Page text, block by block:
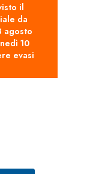
il
da
agosto
10
evasi